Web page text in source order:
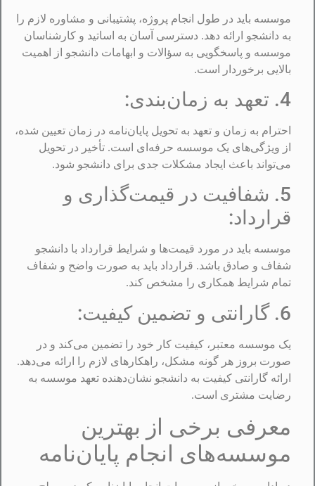
موسسه باید در طول انجام پروژه، پشتیبانی و مشاوره لازم را
به دانشجو ارائه دهد. دسترسی آسان به اساتید و کارشناسان
موسسه و پاسخگویی به سؤالات و ابهامات دانشجو از اهمیت
بالایی برخوردار است.
4. تعهد به زمان‌بندی:
احترام به زمان و تعهد به تحویل پایان‌نامه در زمان تعیین شده،
از ویژگی‌های یک موسسه حرفه‌ای است. تأخیر در تحویل
می‌تواند باعث ایجاد مشکلات جدی برای دانشجو شود.
5. شفافیت در قیمت‌گذاری و
قرارداد:
موسسه باید در مورد قیمت‌ها و شرایط قرارداد با دانشجو
شفاف و صادق باشد. قرارداد باید به صورت واضح و شفاف
تمام شرایط همکاری را مشخص کند.
6. گارانتی و تضمین کیفیت:
یک موسسه معتبر، کیفیت کار خود را تضمین می‌کند و در
صورت بروز هر گونه مشکل، راهکارهای لازم را ارائه می‌دهد.
ارائه گارانتی کیفیت به دانشجو نشان‌دهنده تعهد موسسه به
رضایت مشتری است.
معرفی برخی از بهترین
موسسه‌های انجام پایان‌نامه